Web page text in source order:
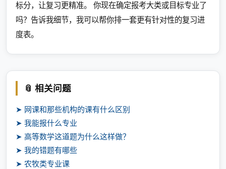
标分，让复习更精准。 你现在确定报考大类或目标专业了
吗？告诉我细节，我可以帮你排一套更有针对性的复习进
度表。
📎 相关问题
➤ 网课和那些机构的课有什么区别
➤ 我能报什么专业
➤ 高等数学这道题为什么这样做？
➤ 我的错题有哪些
➤ 农牧类专业课